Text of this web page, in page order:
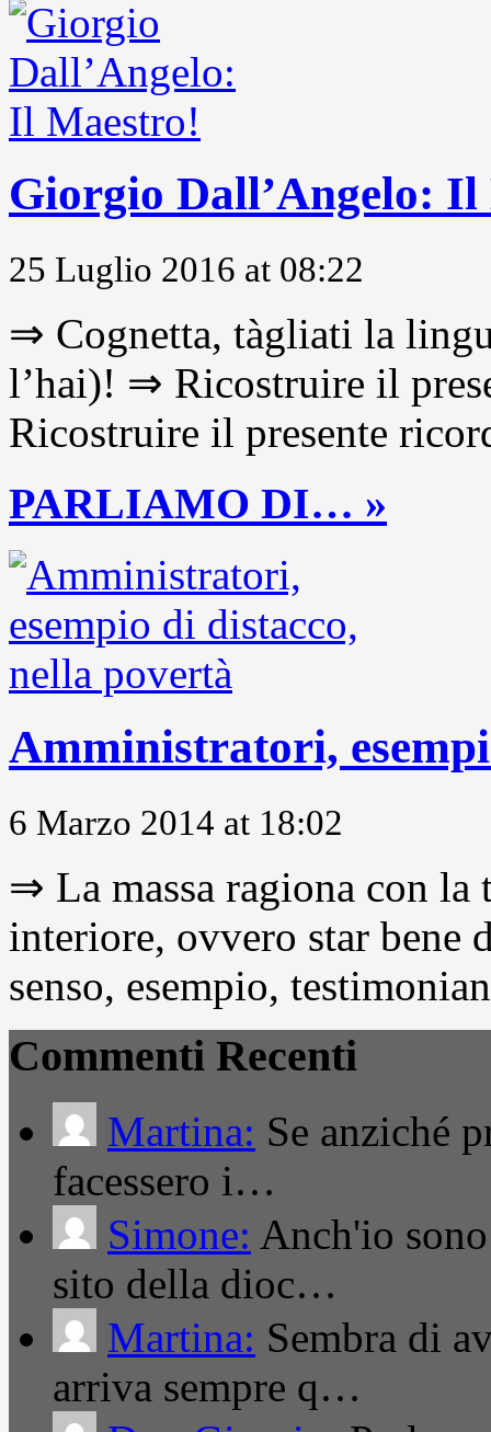
Giorgio Dall’Angelo:
25 Luglio 2016 at 08:22
⇒ Cognetta, tàgliati la
l’hai)! ⇒ Ricostruire il
Ricostruire il presente
PARLIAMO DI… »
Amministratori,
6 Marzo 2014 at 18:02
⇒ La massa ragiona con
interiore, ovvero star
senso, esempio,
Commenti Recenti
Martina: Se anziché
facessero i…
Simone: Anch'io
sito della dioc…
Martina: Sembra di
arriva sempre q…